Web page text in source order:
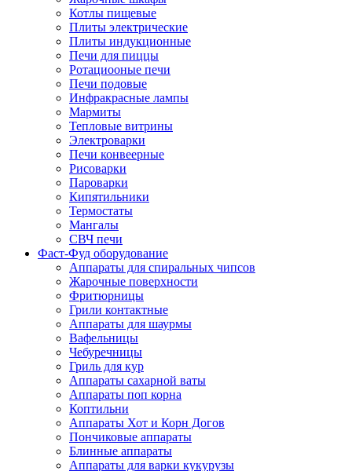
Котлы пищевые
Плиты электрические
Плиты индукционные
Печи для пиццы
Ротациооные печи
Печи подовые
Инфракрасные лампы
Мармиты
Тепловые витрины
Электроварки
Печи конвеерные
Рисоварки
Пароварки
Кипятильники
Термостаты
Мангалы
СВЧ печи
Фаст-Фуд оборудование
Аппараты для спиральных чипсов
Жарочные поверхности
Фритюрницы
Грили контактные
Аппараты для шаурмы
Вафельницы
Чебуречницы
Гриль для кур
Аппараты сахарной ваты
Аппараты поп корна
Коптильни
Аппараты Хот и Корн Догов
Пончиковые аппараты
Блинные аппараты
Аппараты для варки кукурузы